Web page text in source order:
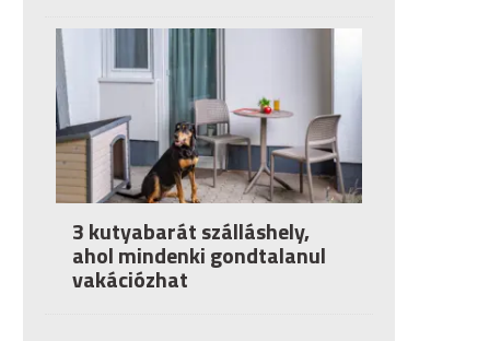
3 kutyabarát szálláshely,
ahol mindenki gondtalanul
vakációzhat